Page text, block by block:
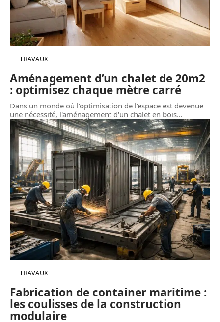
TRAVAUX
Aménagement d’un chalet de 20m2
: optimisez chaque mètre carré
Dans un monde où l'optimisation de l'espace est devenue
une nécessité, l'aménagement d'un chalet en bois…
TRAVAUX
Fabrication de container maritime :
les coulisses de la construction
modulaire